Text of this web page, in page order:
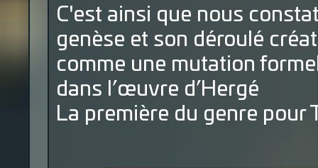
C'est ainsi que nous
genèse et son déroulé
comme une mutation
dans l’œuvre d’Hergé
La première du genre pour